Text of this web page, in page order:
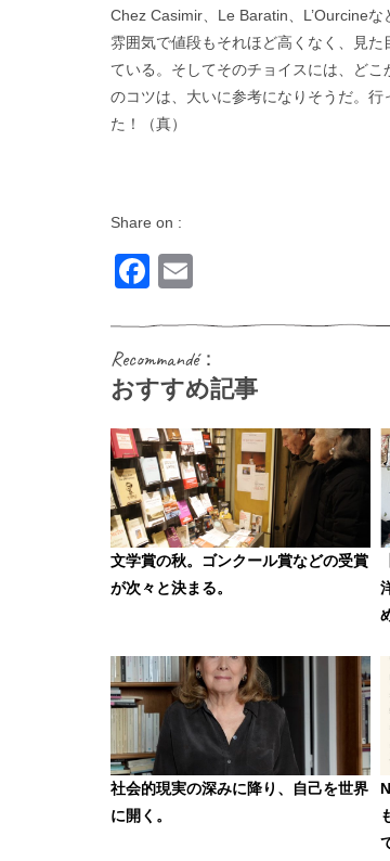
Chez Casimir、Le Baratin、L’Ourcine
雰囲気で値段もそれほど高くなく、見
ている。そしてそのチョイスには、ど
のコツは、大いに参考になりそうだ。
た！（真）
Share on :
Facebook
Recommandé：
おすすめ記事
文学賞の秋。ゴンクール賞などの受賞
が次々と決まる。
社会的現実の深みに降り、自己を世界
に開く。